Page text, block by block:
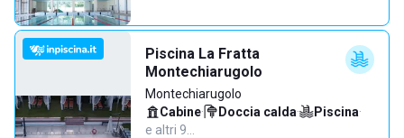
Piscina La Fratta
Montechiarugolo
Montechiarugolo
Cabine· Doccia calda· Piscina·
e altri 9…